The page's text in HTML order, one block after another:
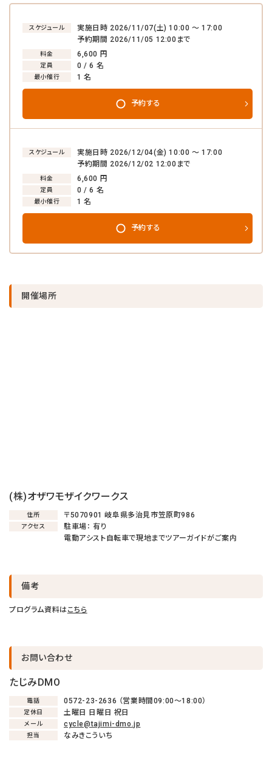
スケジュール
実施日時 2026/11/07(土) 10:00 〜 17:00
予約期間 2026/11/05 12:00まで
料金 6,600 円
定員 0 / 6 名
最小催行 1 名
予約する
スケジュール
実施日時 2026/12/04(金) 10:00 〜 17:00
予約期間 2026/12/02 12:00まで
料金 6,600 円
定員 0 / 6 名
最小催行 1 名
予約する
開催場所
(株)オザワモザイクワークス
住所 〒5070901 岐阜県多治見市笠原町986
アクセス
駐車場： 有り
電動アシスト自転車で現地までツアーガイドがご案内
備考
プログラム資料はこちら
お問い合わせ
たじみDMO
電話 0572-23-2636 （営業時間09:00〜18:00）
定休日 土曜日 日曜日 祝日
メール cycle@tajimi-dmo.jp
担当 なみきこういち
キャンセル後、再度予約することが
できない場合がございます。
キャンセル後、再度予約することが
できない場合がございます。
キャンセル後、再度予約することが
できない場合がございます。